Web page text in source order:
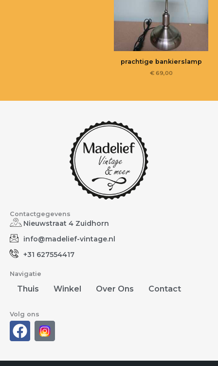
prachtige bankierslamp
€69,00
Contactgegevens
Nieuwstraat 4 Zuidhorn
info@madelief-vintage.nl
+31 627554417
Navigatie
Thuis Winkel Over Ons Contact
Volg ons
F
a
c